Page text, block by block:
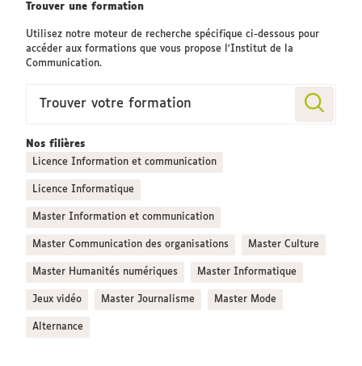
Vous
êtes
ici :
Trouver une formation
Utilisez notre moteur de recherche spécifique ci-dessous pour
accéder aux formations que vous propose l'Institut de la
Communication.
Trouver votre formation
Nos filières
Licence Information et communication
Licence Informatique
Master Information et communication
Master Communication des organisations Master Culture
Master Humanités numériques Master Informatique
Jeux vidéo Master Journalisme Master Mode
Alternance